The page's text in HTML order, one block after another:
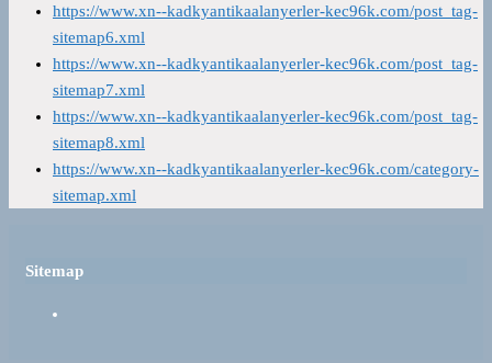
https://www.xn--kadkyantikaalanyerler-kec96k.com/post_tag-
sitemap6.xml
https://www.xn--kadkyantikaalanyerler-kec96k.com/post_tag-
sitemap7.xml
https://www.xn--kadkyantikaalanyerler-kec96k.com/post_tag-
sitemap8.xml
https://www.xn--kadkyantikaalanyerler-kec96k.com/category-
sitemap.xml
Sitemap